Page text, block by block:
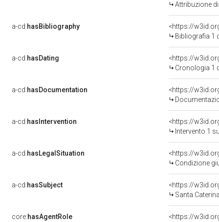
Attribuzione
a-cd:hasBibliography
<https://
Bibliografia 1
a-cd:hasDating
<https://
Cronologia 1
a-cd:hasDocumentation
a-cd:hasIntervention
<https://
Intervento 1
a-cd:hasLegalSituation
<https://
Condizione
a-cd:hasSubject
<https://
Santa
core:hasAgentRole
<https://